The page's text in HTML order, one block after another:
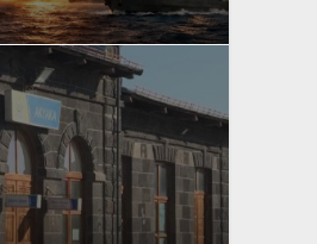
yazan
Bahri Ak